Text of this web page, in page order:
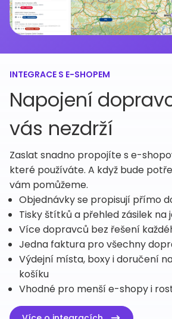
INTEGRACE S E-SHOPEM
Napojení
vás nezdrží
Zaslat snadno propojíte s e-
které používáte. A když bude
vám pomůžeme.
Objednávky se propisují přímo
Tisky štítků a přehled zásilek
Více dopravců bez řešení
Jedna faktura pro všechny
Výdejní místa, boxy i doručení
košíku
Vhodné pro menší e-shopy i